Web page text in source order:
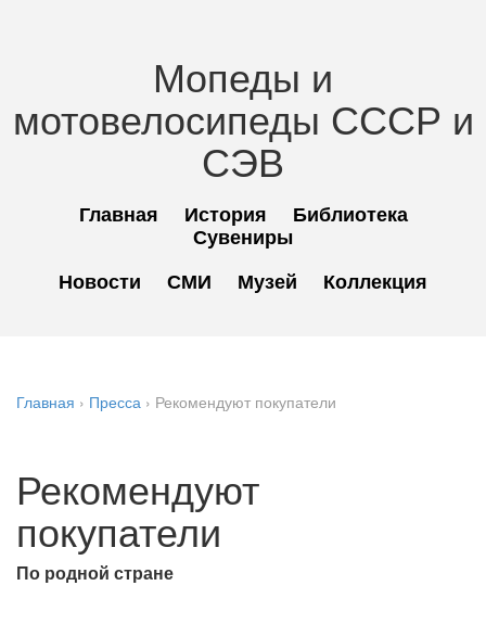
Мопеды и
мотовелосипеды СССР и
СЭВ
Главная История
Библиотека
Сувениры
Новости
СМИ Музей Коллекция
Главная › Пресса › Рекомендуют покупатели
Рекомендуют
покупатели
По родной стране